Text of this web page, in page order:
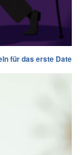
für das erste Date